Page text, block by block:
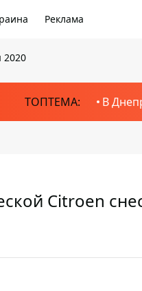
Реклама
2020
ТОПТЕМА: В
Citroen